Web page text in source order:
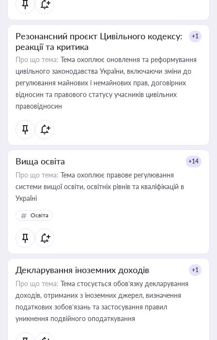
Резонансний проєкт Цивільного кодексу:
реакції та критика
+1
Про що тема: Тема охоплює оновлення та реформування
цивільного законодавства України, включаючи зміни до
регулювання майнових і немайнових прав, договірних
відносин та правового статусу учасників цивільних
правовідносин
Вища освіта +14
Про що тема: Тема охоплює правове регулювання
системи вищої освіти, освітніх рівнів та кваліфікацій в
Україні
Освіта
Декларування іноземних доходів +1
Про що тема: Тема стосується обов’язку декларування
доходів, отриманих з іноземних джерел, визначення
податкових зобов’язань та застосування правил
уникнення подвійного оподаткування